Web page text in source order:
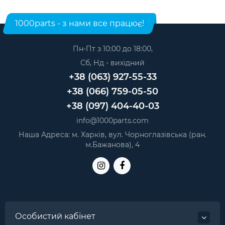
1000parts - з нами все працює!
Пн-Пт з 10:00 до 18:00,
Сб, Нд - вихідний
+38 (063) 927-55-33
+38 (066) 759-05-50
+38 (097) 404-40-03
info@1000parts.com
Наша Адреса: м. Харків, вул. Чорноглазівська (ран.
м.Бажанова), 4
Особистий кабінет